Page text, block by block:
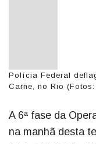
Polícia Federal
Carne, no Rio
A 6ª fase da
na manhã desta